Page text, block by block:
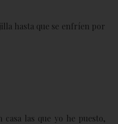
hasta que se enfríen por
las que yo he puesto,